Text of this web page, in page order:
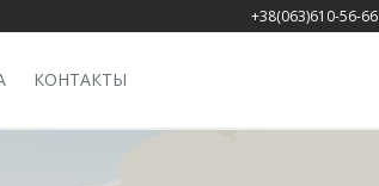
+38(063)610-56-66
КОНТАКТЫ